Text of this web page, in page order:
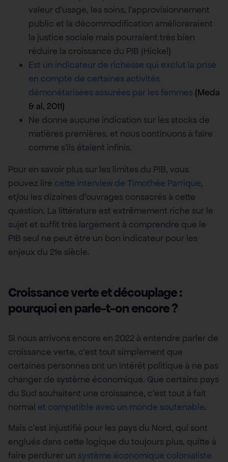
valeur d’usage, les soins, l’approvisionnement
public et la décommodification amélioreraient
la justice sociale mais pourraient très bien
réduire la croissance du PIB (Hickel)
Est un indicateur de richesse qui exclut la prise
en compte de certaines activités
démonétarisées assurées par les femmes (Meda
& al, 2011)
Ne donne aucune indication sur les stocks de
matières premières, et nous continuons à faire
comme s’ils étaient infinis.
Pour en savoir plus sur les limites du PIB, vous
pouvez lire cette interview de Timothée Parrique,
et/ou les dizaines d’ouvrages consacrés à cette
question. La littérature est extrêmement riche sur le
sujet et suffit très largement à comprendre que le
PIB seul ne peut être un bon indicateur pour les
enjeux du 21e siècle.
Croissance verte et découplage :
pourquoi en parle-t-on encore ?
Si nous arrivons encore en 2022 à entendre parler de
croissance verte, c’est tout simplement que
certaines personnes ont un intérêt politique à ne pas
changer de système économique. Que certains pays
du Sud souhaitent une croissance, c’est tout à fait
normal et compatible avec un monde soutenable.
Mais c’est injustifié pour les pays du Nord, qui sont
englués dans cette logique du toujours plus, quitte à
faire perdurer un système économique colonialiste